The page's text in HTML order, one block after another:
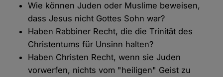
Wie können Juden oder Muslime beweisen,
dass Jesus nicht Gottes Sohn war?
Haben Rabbiner Recht, die die Trinität des
Christentums für Unsinn halten?
Haben Christen Recht, wenn sie Juden
vorwerfen, nichts vom "heiligen" Geist zu